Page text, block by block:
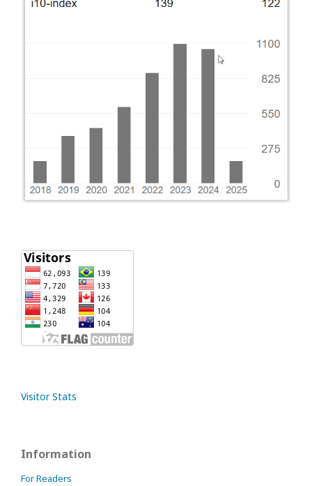
Visitor Stats
Information
For Readers